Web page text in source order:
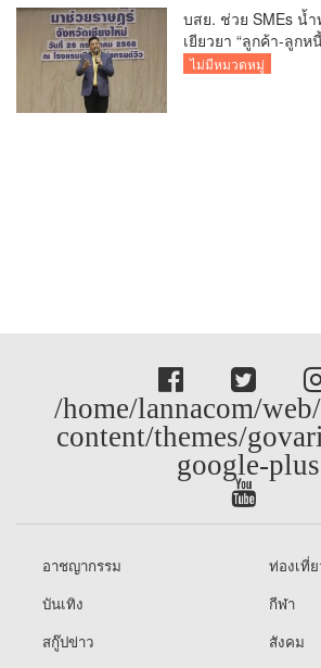
บสย. ช่วย SMEs น้ำ
เยียวยา “ลูกค้า-ลูกห
ธรรมเนียม-ค่างวด
ไม่มีหมวดหมู่
/home/lannacom/
content/themes/
google-
อาชญากรรม
ท่องเที่
บันเทิง
กีฬา
สกู๊ปข่าว
สังคม